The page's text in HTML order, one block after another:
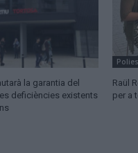
la garantia del
deficiències existents
Raül
per a